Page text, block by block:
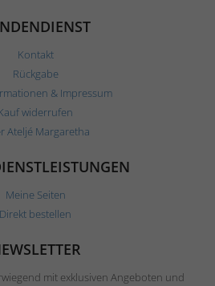
Kontakt
Rückgabe
& Impressum
widerrufen
Ateljé Margaretha
Meine Seiten
Direkt bestellen
mit exklusiven Angeboten und